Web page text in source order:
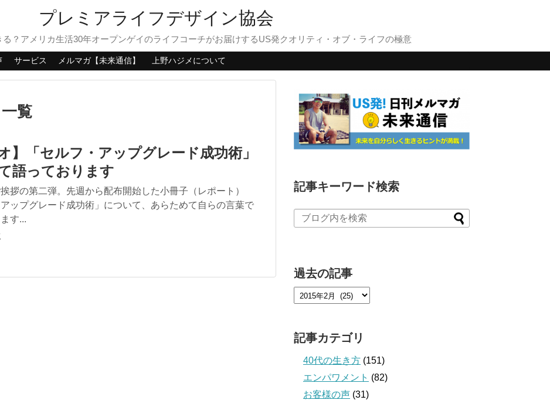
プレミアライフデザイン協会
る？アメリカ生活30年オープンゲイのライフコーチがお届けするUS発クオリティ・オブ・ライフの極意
サービス メルマガ【未来通信】 上野ハジメについて
一覧
】「セルフ・アップグレード成功術」
語っております
拶の第二弾。先週から配布開始した小冊子（レポート）
アップグレード成功術」について、あらためて自らの言葉で
す...
記事キーワード検索
過去の記事
記事カテゴリ
40代の生き方 (151)
エンパワメント (82)
お客様の声 (31)